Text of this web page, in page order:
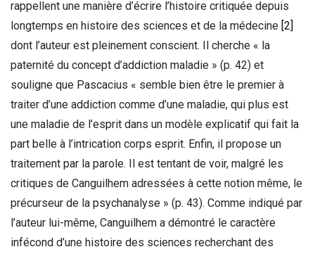
rappellent une manière d’écrire l’histoire critiquée depuis
longtemps en histoire des sciences et de la médecine [2]
dont l’auteur est pleinement conscient. Il cherche « la
paternité du concept d’addiction maladie » (p. 42) et
souligne que Pascacius « semble bien être le premier à
traiter d’une addiction comme d’une maladie, qui plus est
une maladie de l’esprit dans un modèle explicatif qui fait la
part belle à l’intrication corps esprit. Enfin, il propose un
traitement par la parole. Il est tentant de voir, malgré les
critiques de Canguilhem adressées à cette notion même, le
précurseur de la psychanalyse » (p. 43). Comme indiqué par
l’auteur lui-même, Canguilhem a démontré le caractère
infécond d’une histoire des sciences recherchant des